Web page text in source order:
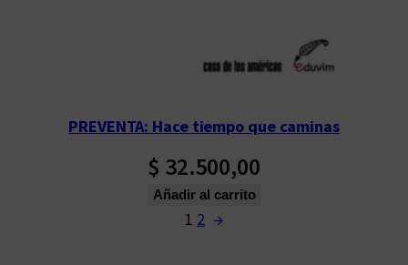
PREVENTA: Hace tiempo que caminas
$ 32.500,00
Añadir al carrito
1 2 →